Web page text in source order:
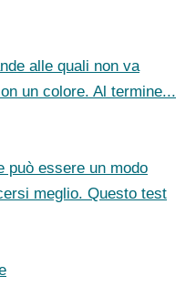
alle quali non va
un colore. Al termine...
può essere un modo
meglio. Questo test